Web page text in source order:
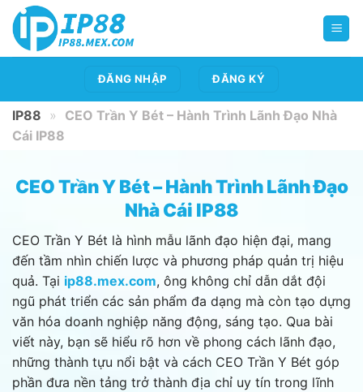
qua
ĐĂNG NHẬP ĐĂNG KÝ
IP88 »
CEO Trần Y Bét – Hành Trình Lãnh Đạo Nhà
Cái IP88
CEO Trần Y Bét – Hành Trình Lãnh Đạo
Nhà Cái IP88
CEO Trần Y Bét là hình mẫu lãnh đạo hiện đại, mang
đến tầm nhìn chiến lược và phương pháp quản trị hiệu
quả. Tại ip88.mex.com, ông không chỉ dẫn dắt đội
ngũ phát triển các sản phẩm đa dạng mà còn tạo dựng
văn hóa doanh nghiệp năng động, sáng tạo. Qua bài
viết này, bạn sẽ hiểu rõ hơn về phong cách lãnh đạo,
những thành tựu nổi bật và cách CEO Trần Y Bét góp
phần đưa nền tảng trở thành địa chỉ uy tín trong lĩnh